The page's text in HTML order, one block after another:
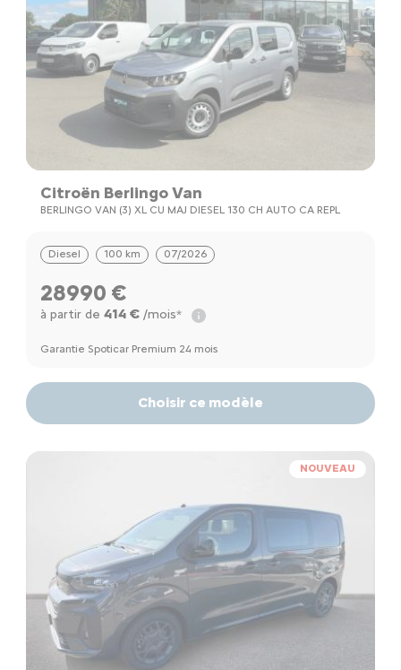
Citroën Berlingo Van
BERLINGO VAN (3) XL CU MAJ DIESEL 130 CH AUTO CA REPL
Diesel 100 km 07/2026
28990 €
à partir de 414 €/mois*
Garantie Spoticar Premium 24 mois
Choisir ce modèle
NOUVEAU